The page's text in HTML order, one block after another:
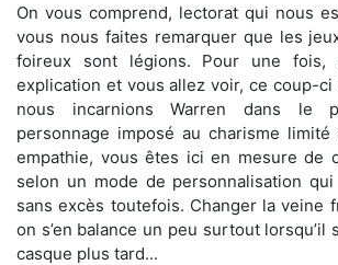
On vous comprend, lectorat qui nous
vous nous faites remarquer que les
foireux sont légions. Pour une fois,
explication et vous allez voir, ce coup-ci
nous incarnions Warren dans le
personnage imposé au charisme
empathie, vous êtes ici en mesure de
selon un mode de personnalisation qui
sans excès toutefois. Changer la veine
on s’en balance un peu surtout lorsqu’il
casque plus tard...